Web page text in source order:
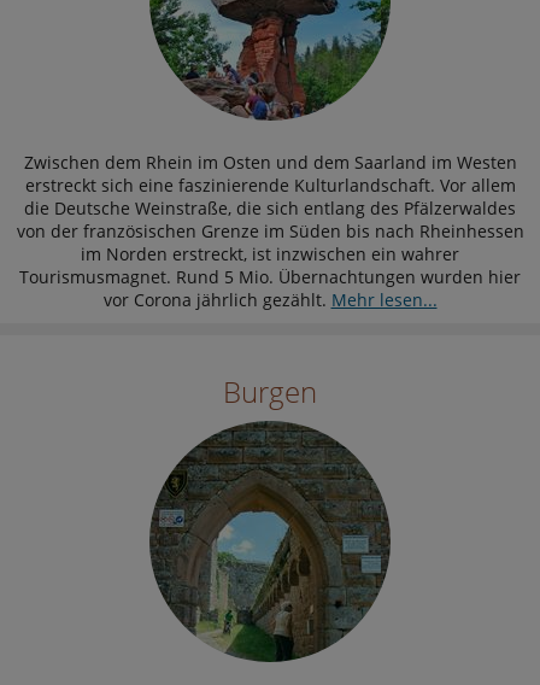
Zwischen dem Rhein im Osten und dem Saarland im Westen
erstreckt sich eine faszinierende Kulturlandschaft. Vor allem
die Deutsche Weinstraße, die sich entlang des Pfälzerwaldes
von der französischen Grenze im Süden bis nach Rheinhessen
im Norden erstreckt, ist inzwischen ein wahrer
Tourismusmagnet. Rund 5 Mio. Übernachtungen wurden hier
vor Corona jährlich gezählt. Mehr lesen...
Burgen